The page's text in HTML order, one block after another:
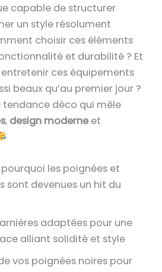
capable de structurer
un style résolument
choisir ces éléments
et durabilité ? Et
ces équipements
beaux qu’au premier jour ?
tendance déco qui mêle
, design moderne et
les poignées et
sont devenues un hit du
adaptées pour une
alliant solidité et style
vos poignées noires pour